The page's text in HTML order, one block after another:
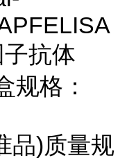
抗体
规格：
品)质量规